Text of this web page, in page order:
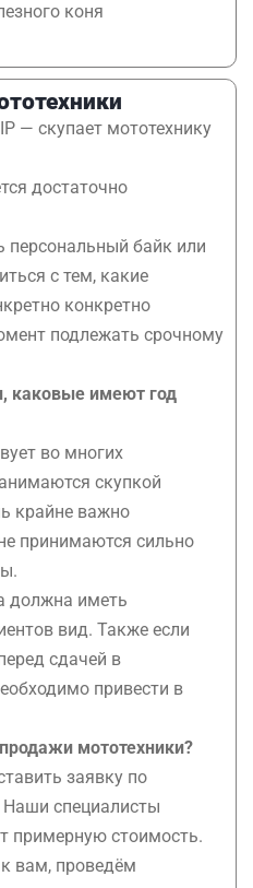
коня
— скупает мототехнику
достаточно
персональный байк или
с тем, какие
конкретно
подлежать срочному
каковые имеют год
во многих
скупкой
крайне важно
принимаются сильно
должна иметь
вид. Также если
сдачей в
привести в
мототехники?
заявку по
Наши специалисты
примерную стоимость.
вам, проведём